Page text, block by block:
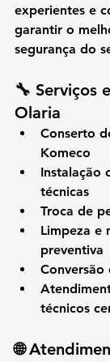
experientes e
garantir o
segurança do
🔧 Serviços
Olaria
Conserto
Komeco
Instalação
técnicas
Troca de
Limpeza e
preventiva
técnicos
🌐